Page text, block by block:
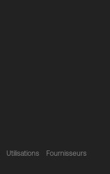
Utilisations Fournisseurs